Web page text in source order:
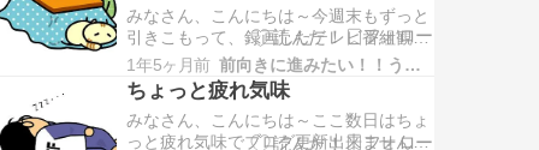
みなさん、こんにちは～今週末もずっと
引きこもって、録画したテレビ番組観た
り、2025年F1プレシーズンテストを観
たり、YouTubeでPC修理の動画見た
り、ゲーム実況のYouTube観たりって観
てばっかりですね（笑）F1プレシーズン
テストは中々面白かったです。新しいカ
1年5ヶ月前 前向きに進みたい！！うつな自分
ちょっと疲れ気味
みなさん、こんにちは～ここ数日はちょ
っと疲れ気味でブログ更新出来ませんで